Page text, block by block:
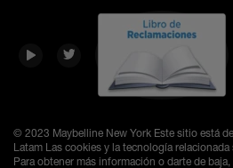
© 2023 Maybelline New York Este sitio está
Latam Las cookies y la tecnología
Para obtener más información o darte de